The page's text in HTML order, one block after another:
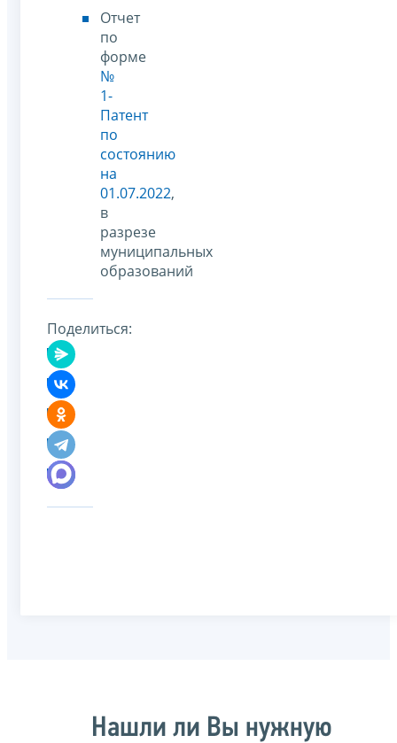
Отчет
по
форме
№
1-
Патент
по
состоянию
на
01.07.2022,
в
разрезе
муниципальных
образований
Поделиться:
Нашли ли Вы нужную